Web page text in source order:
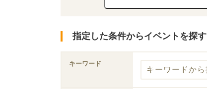
指定した条件からイベントを探す
キーワード